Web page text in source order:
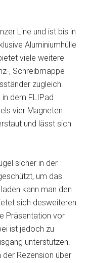
Line und ist bis in
Aluminiumhülle
viele weitere
, Schreibmappe
zugleich.
dem FLIPad
vier Magneten
und lässt sich
sicher in der
um das
kann man den
sich desweiteren
Präsentation vor
ist jedoch zu
unterstützen.
der Rezension über